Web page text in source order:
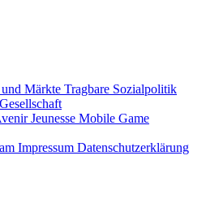
Märkte Tragbare Sozialpolitik
Jeunesse Mobile Game
Impressum Datenschutzerklärung